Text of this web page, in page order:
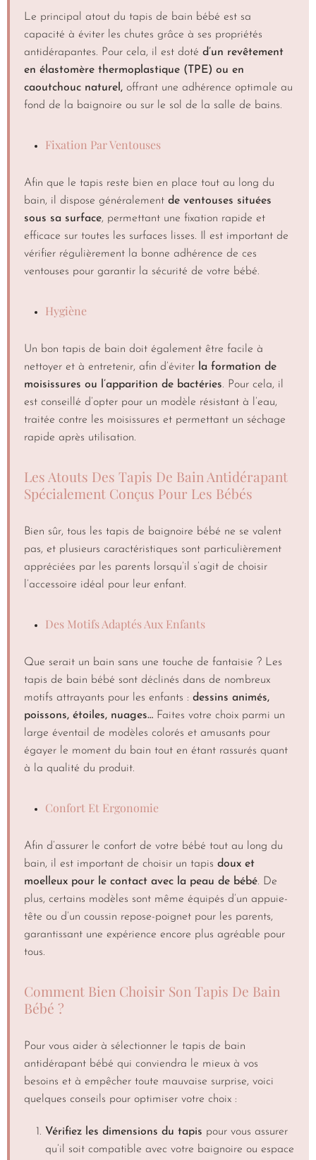
Le principal atout du tapis de bain bébé est sa
capacité à éviter les chutes grâce à ses propriétés
antidérapantes. Pour cela, il est doté d’un revêtement
en élastomère thermoplastique (TPE) ou en
caoutchouc naturel, offrant une adhérence optimale au
fond de la baignoire ou sur le sol de la salle de bains.
Fixation Par Ventouses
Afin que le tapis reste bien en place tout au long du
bain, il dispose généralement de ventouses situées
sous sa surface, permettant une fixation rapide et
efficace sur toutes les surfaces lisses. Il est important de
vérifier régulièrement la bonne adhérence de ces
ventouses pour garantir la sécurité de votre bébé.
Hygiène
Un bon tapis de bain doit également être facile à
nettoyer et à entretenir, afin d’éviter la formation de
moisissures ou l’apparition de bactéries. Pour cela, il
est conseillé d’opter pour un modèle résistant à l’eau,
traitée contre les moisissures et permettant un séchage
rapide après utilisation.
Les Atouts Des Tapis De Bain Antidérapant
Spécialement Conçus Pour Les Bébés
Bien sûr, tous les tapis de baignoire bébé ne se valent
pas, et plusieurs caractéristiques sont particulièrement
appréciées par les parents lorsqu’il s’agit de choisir
l’accessoire idéal pour leur enfant.
Des Motifs Adaptés Aux Enfants
Que serait un bain sans une touche de fantaisie ? Les
tapis de bain bébé sont déclinés dans de nombreux
motifs attrayants pour les enfants : dessins animés,
poissons, étoiles, nuages… Faites votre choix parmi un
large éventail de modèles colorés et amusants pour
égayer le moment du bain tout en étant rassurés quant
à la qualité du produit.
Confort Et Ergonomie
Afin d’assurer le confort de votre bébé tout au long du
bain, il est important de choisir un tapis doux et
moelleux pour le contact avec la peau de bébé. De
plus, certains modèles sont même équipés d’un appuie-
tête ou d’un coussin repose-poignet pour les parents,
garantissant une expérience encore plus agréable pour
tous.
Comment Bien Choisir Son Tapis De Bain
Bébé ?
Pour vous aider à sélectionner le tapis de bain
antidérapant bébé qui conviendra le mieux à vos
besoins et à empêcher toute mauvaise surprise, voici
quelques conseils pour optimiser votre choix :
Vérifiez les dimensions du tapis pour vous assurer
qu’il soit compatible avec votre baignoire ou espace